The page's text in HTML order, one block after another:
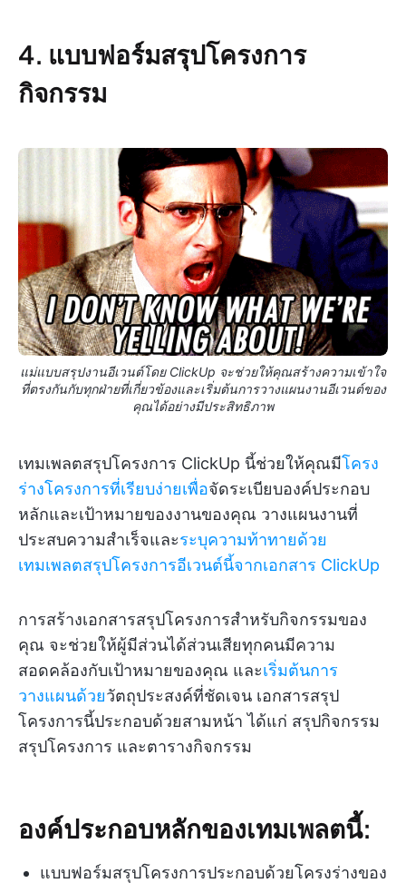
4. แบบฟอร์มสรุปโครงการ
กิจกรรม
แม่แบบสรุปงานอีเวนต์โดย ClickUp จะช่วยให้คุณสร้างความเข้าใจ
ที่ตรงกันกับทุกฝ่ายที่เกี่ยวข้องและเริ่มต้นการวางแผนงานอีเวนต์ของ
คุณได้อย่างมีประสิทธิภาพ
เทมเพลตสรุปโครงการ ClickUp นี้ช่วยให้คุณมีโครง
ร่างโครงการที่เรียบง่ายเพื่อจัดระเบียบองค์ประกอบ
หลักและเป้าหมายของงานของคุณ วางแผนงานที่
ประสบความสำเร็จและระบุความท้าทายด้วย
เทมเพลตสรุปโครงการอีเวนต์นี้จากเอกสาร ClickUp
การสร้างเอกสารสรุปโครงการสำหรับกิจกรรมของ
คุณ จะช่วยให้ผู้มีส่วนได้ส่วนเสียทุกคนมีความ
สอดคล้องกับเป้าหมายของคุณ และเริ่มต้นการ
วางแผนด้วยวัตถุประสงค์ที่ชัดเจน เอกสารสรุป
โครงการนี้ประกอบด้วยสามหน้า ได้แก่ สรุปกิจกรรม
สรุปโครงการ และตารางกิจกรรม
องค์ประกอบหลักของเทมเพลตนี้:
แบบฟอร์มสรุปโครงการประกอบด้วยโครงร่างของ